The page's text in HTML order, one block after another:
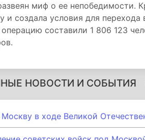
миф о ее непобедимости.
и создала условия для перехода
составили 1 806 123
НОВОСТИ И СОБЫТИЯ
в ходе Великой